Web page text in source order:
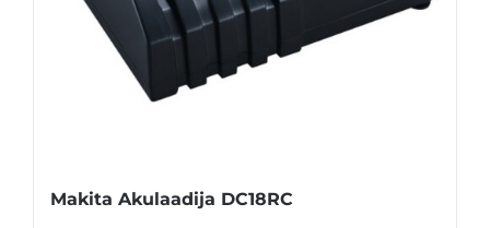
Makita Akulaadija DC18RC